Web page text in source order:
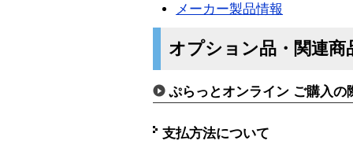
メーカー製品情報
オプション品・関連商
ぷらっとオンライン ご購入の
支払方法について